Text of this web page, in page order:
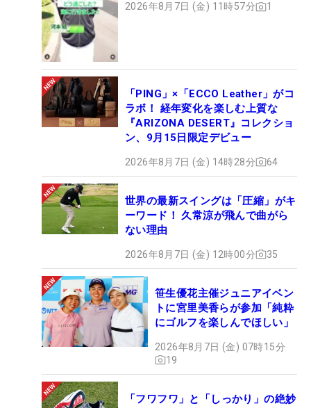
2026年8月7日 (金) 11時57分 1
「PING」×「ECCO Leather」がコ
ラボ！ 経年変化を楽しむ上質な
『ARIZONA DESERT』コレクショ
ン、9月15日限定デビュー
2026年8月7日 (金) 14時28分 64
世界の最新スイングは「圧縮」がキ
ーワード！ 久常涼が飛んで曲がら
ない理由
2026年8月7日 (金) 12時00分 35
笹生優花主催ジュニアイベン
トに宮里美香らが参加「純粋
にゴルフを楽しんでほしい」
2026年8月7日 (金) 07時15分
19
「フワフワ」と「しっかり」の絶妙